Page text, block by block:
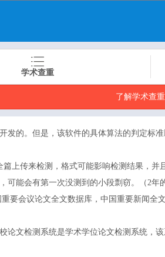
学术查重
了解学术查
发的。但是，该软件的具体算法的判定
上传来检测，格式可能影响检测结果，
可能会有第一次没测到的小段剽窃。（2
要会议论文全文数据库，中国重要新闻
论文检测系统是学术学位论文检测系统，